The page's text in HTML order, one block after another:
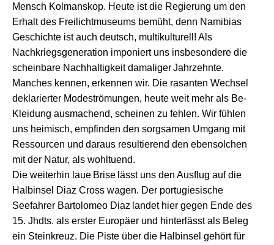
Mensch Kolmanskop. Heute ist die Regierung um den
Erhalt des Freilichtmuseums bemüht, denn Namibias
Geschichte ist auch deutsch, multikulturell! A ls
Nachkriegsgeneration imponiertuns insbesondere die
scheinbare Nachhaltigkeit damaligerJahrzehnte.
Manches kennen, erkennen wir. Die rasanten Wechsel
deklarierter Modeströmungen, heute weit mehr als Be-
Kleidung ausmachend, scheinen zu fehlen. Wir fühlen
uns heimisch, empfinden den sorgsamen Umgang mit
Ressourcen und daraus resultierend den ebensolchen
mit der Natur, als wohltuend.
Die weiterhin laue Brise lässt uns den Ausflug auf die
Halbinsel Diaz Cross wagen. Der portugiesische
Seefahrer Bartolomeo Diaz landet hier gegen Ende des
15. Jhdts. als erster Europäer und hinterlässta ls Beleg
ein Steinkreuz. Die Piste über die Halbinsel gehörtfür